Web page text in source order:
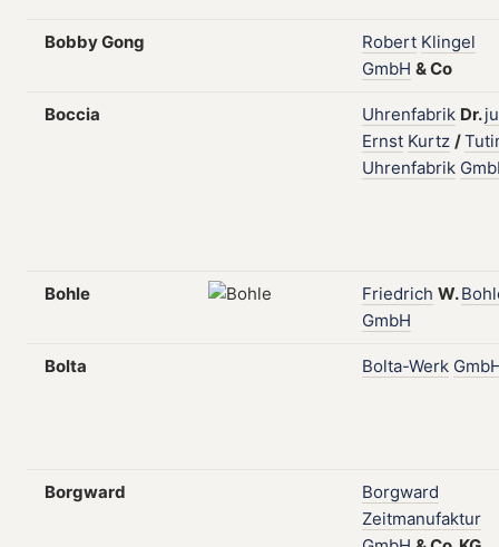
Bobby Gong Robert Klingel
GmbH &Co
Boccia Uhrenfabrik Dr.
Ernst Kurtz /
Uhrenfabrik
Bohle Friedrich W.
GmbH
Bolta Bolta-Werk
Borgward
Borgward
Zeitmanufaktur